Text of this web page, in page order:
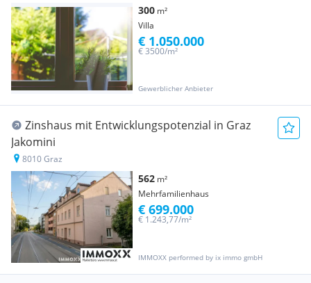
300 m²
Villa
Gewerblicher Anbieter
€ 3500/m²
€ 1.050.000
Zinshaus mit Entwicklungspotenzial in Graz
Jakomini
8010 Graz
562 m²
Mehrfamilienhaus
IMMOXX performed by ix immo gmbH
€ 1.243,77/m²
€ 699.000